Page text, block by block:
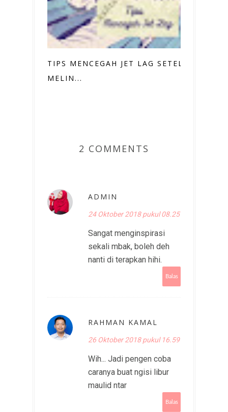
TIPS MENCEGAH JET LAG SETELAH
MELIN...
2 COMMENTS
ADMIN
24 Oktober 2018 pukul 08.25
Sangat menginspirasi
sekali mbak, boleh deh
nanti di terapkan hihi.
Balas
RAHMAN KAMAL
26 Oktober 2018 pukul 16.59
Wih... Jadi pengen coba
caranya buat ngisi libur
maulid ntar
Balas